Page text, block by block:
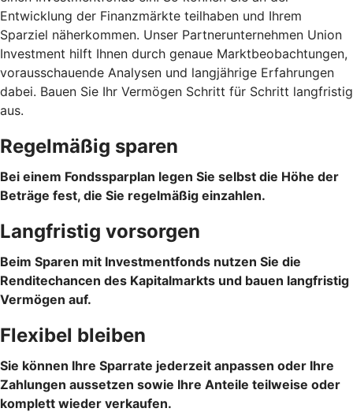
Entwicklung der Finanzmärkte teilhaben und Ihrem
Sparziel näherkommen. Unser Partnerunternehmen Union
Investment hilft Ihnen durch genaue Marktbeobachtungen,
vorausschauende Analysen und langjährige Erfahrungen
dabei. Bauen Sie Ihr Vermögen Schritt für Schritt langfristig
aus.
Regelmäßig sparen
Bei einem Fondssparplan legen Sie selbst die Höhe der
Beträge fest, die Sie regelmäßig einzahlen.
Langfristig vorsorgen
Beim Sparen mit Investmentfonds nutzen Sie die
Renditechancen des Kapitalmarkts und bauen langfristig
Vermögen auf.
Flexibel bleiben
Sie können Ihre Sparrate jederzeit anpassen oder Ihre
Zahlungen aussetzen sowie Ihre Anteile teilweise oder
komplett wieder verkaufen.